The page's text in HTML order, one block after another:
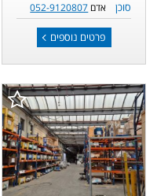
סוכן אדם 052-9120807
פרטים נוספים